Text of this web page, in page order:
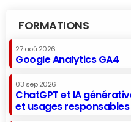
FORMATIONS
27 aoû 2026
Google Analytics GA4
03 sep 2026
ChatGPT et IA
et usages responsables